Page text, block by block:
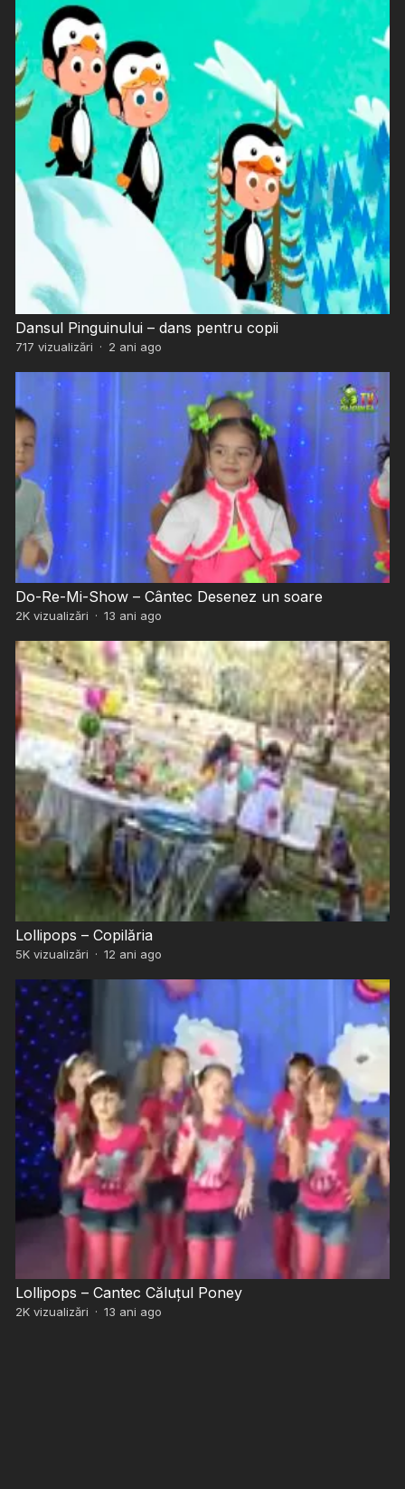
Dansul Pinguinului – dans pentru copii
717 vizualizări · 2 ani ago
Do-Re-Mi-Show – Cântec Desenez un soare
2Kvizualizări · 13 ani ago
Lollipops – Copilăria
5Kvizualizări · 12 ani ago
Lollipops – Cantec Căluțul Poney
2Kvizualizări · 13 ani ago